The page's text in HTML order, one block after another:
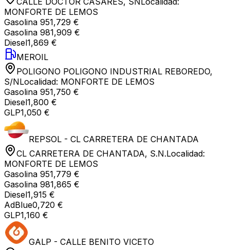
MONFORTE DE LEMOS
Gasolina 951,729 €
Gasolina 981,909 €
Diesel1,869 €
MEROIL
POLIGONO POLIGONO INDUSTRIAL REBOREDO,
S/NLocalidad: MONFORTE DE LEMOS
Gasolina 951,750 €
Diesel1,800 €
GLP1,050 €
REPSOL - CL CARRETERA DE CHANTADA
CL CARRETERA DE CHANTADA, S.N.Localidad:
MONFORTE DE LEMOS
Gasolina 951,779 €
Gasolina 981,865 €
Diesel1,915 €
AdBlue0,720 €
GLP1,160 €
GALP - CALLE BENITO VICETO